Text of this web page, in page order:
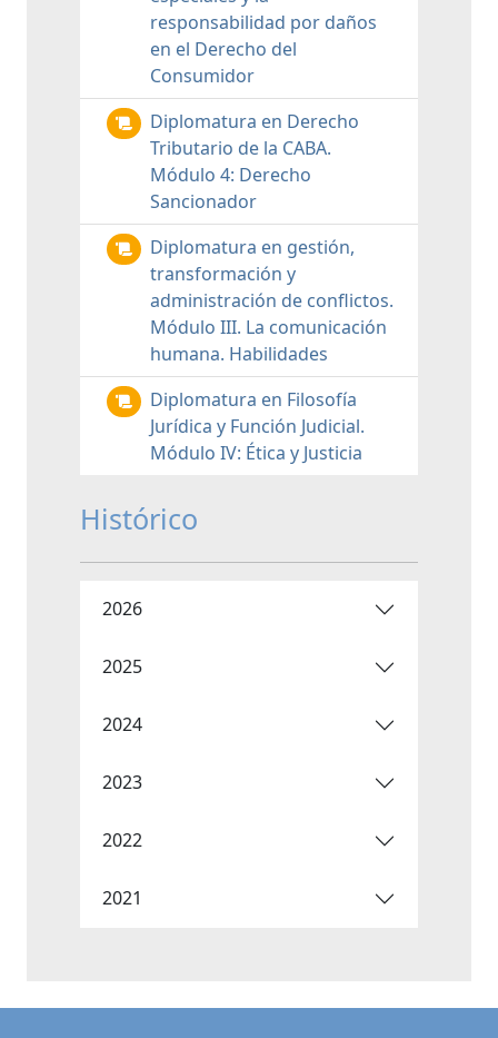
responsabilidad por daños
en el Derecho del
Consumidor
Diplomatura en Derecho
Tributario de la CABA.
Módulo 4: Derecho
Sancionador
Diplomatura en gestión,
transformación y
administración de conflictos.
Módulo III. La comunicación
humana. Habilidades
Diplomatura en Filosofía
Jurídica y Función Judicial.
Módulo IV: Ética y Justicia
Histórico
2026
2025
2024
2023
2022
2021